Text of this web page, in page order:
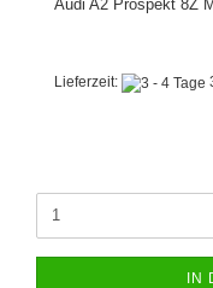
Audi A2 Prospekt 8Z
Lieferzeit:
IN